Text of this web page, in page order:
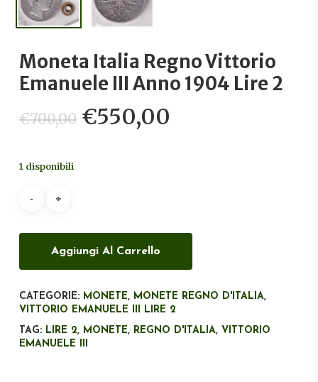
Moneta Italia Regno Vittorio
Emanuele III Anno 1904 Lire 2
€700,00 Il
prezzo
€550,00
1 disponibili
Aggiungi Al Carrello
CATEGORIE: MONETE, MONETE REGNO D'ITALIA,
VITTORIO EMANUELE III LIRE 2
TAG: LIRE 2, MONETE, REGNO D'ITALIA, VITTORIO
EMANUELE III